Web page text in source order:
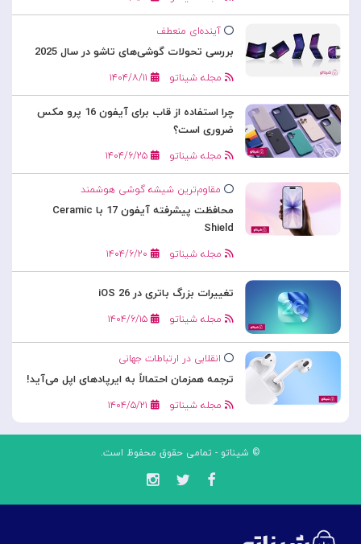
آینده‌ای منعطف
بررسی تحولات گوشی‌های تاشو در سال 2025
مجله شیناتو ۱۴۰۴/۸/۱۱
چرا استفاده از قاب برای آیفون 16 پرو مکس
ضروری است؟
مجله شیناتو ۱۴۰۴/۶/۲۵
مقاوم‌ترین شیشه گوشی هوشمند
محافظت پیشرفته آیفون 17 با Ceramic
Shield
مجله شیناتو ۱۴۰۴/۶/۲۰
تغییرات بزرگ باتری در iOS 26
مجله شیناتو ۱۴۰۴/۶/۱۵
انقلابی در ارتباطات جهانی
ترجمه همزمان احتمالاً به ایرپادهای اپل می‌آید!
مجله شیناتو ۱۴۰۴/۵/۲۱
© شیناتو - تمامی حقوق محفوظ است.